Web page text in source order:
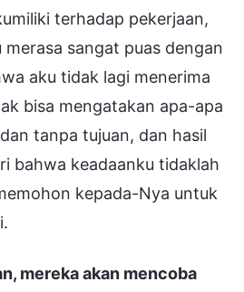
terhadap pekerjaan,
sangat puas dengan
aku tidak lagi menerima
bisa mengatakan apa-apa
tanpa tujuan, dan hasil
bahwa keadaanku tidaklah
kepada-Nya untuk
mereka akan mencoba